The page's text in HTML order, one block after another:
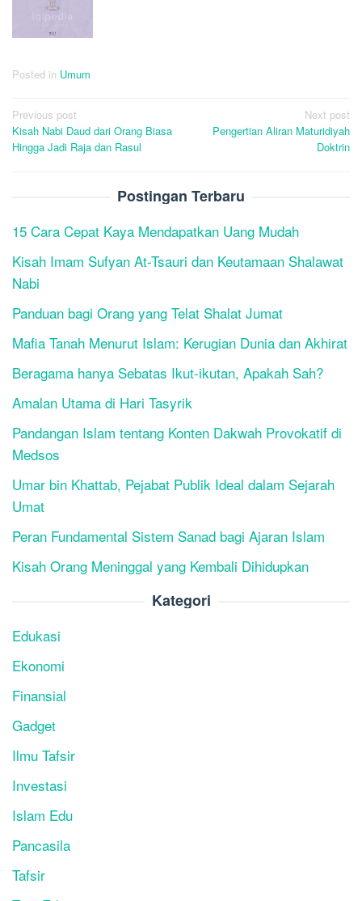
Posted in Umum
Post
navigation
Previous post
Kisah Nabi Daud dari Orang Biasa
Hingga Jadi Raja dan Rasul
Next post
Pengertian Aliran Maturidiyah
Doktrin
Postingan Terbaru
15 Cara Cepat Kaya Mendapatkan Uang Mudah
Kisah Imam Sufyan At-Tsauri dan Keutamaan Shalawat
Nabi
Panduan bagi Orang yang Telat Shalat Jumat
Mafia Tanah Menurut Islam: Kerugian Dunia dan Akhirat
Beragama hanya Sebatas Ikut-ikutan, Apakah Sah?
Amalan Utama di Hari Tasyrik
Pandangan Islam tentang Konten Dakwah Provokatif di
Medsos
Umar bin Khattab, Pejabat Publik Ideal dalam Sejarah
Umat
Peran Fundamental Sistem Sanad bagi Ajaran Islam
Kisah Orang Meninggal yang Kembali Dihidupkan
Kategori
Edukasi
Ekonomi
Finansial
Gadget
Ilmu Tafsir
Investasi
Islam Edu
Pancasila
Tafsir